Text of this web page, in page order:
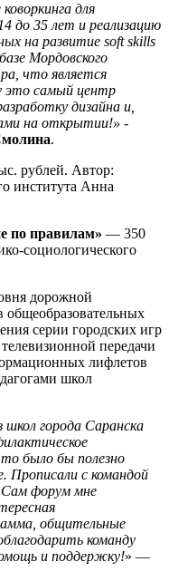
для
до 35 лет и реализацию
на развитие soft skills
Мордовского
что является
это самый центр
дизайна и,
на открытии!» -
.
рублей. Автор:
института Анна
по правилам» — 350
социологического
дорожной
общеобразовательных
серии городских игр
передачи
лифлетов
школ
города Саранска
было бы полезно
Прописали с командой
Сам форум мне
общительные
команду
и поддержку!» —